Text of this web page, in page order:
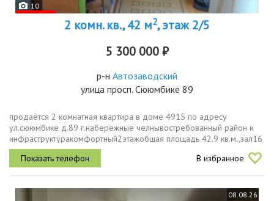
10
2 комн. кв., 42 м2, этаж 2/5
5 300 000 ₽
р-н Автозаводский
улица просп. Сююмбике 89
продаётся 2 комнатная квартира в доме 4915 по адресу
ул.сююмбике д.89 г.набережные челнывостребованный район и
инфраструктуракомфортный2этажобщая площадь 42.9 кв.м.,зал16
кв.м.,спальня11 кв.м.,кухня6 кв.м.,раздельный санузел,комнаты
изолированы,6...
В избранное
08.08.26